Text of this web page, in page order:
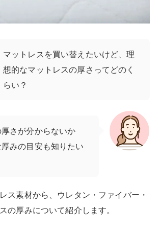
マットレスを買い替えたいけど、理
想的なマットレスの厚さってどのく
らい？
さが分からないか
みの目安も知りたい
ス素材から、ウレタン・ファイバー・
の厚みについて紹介します。